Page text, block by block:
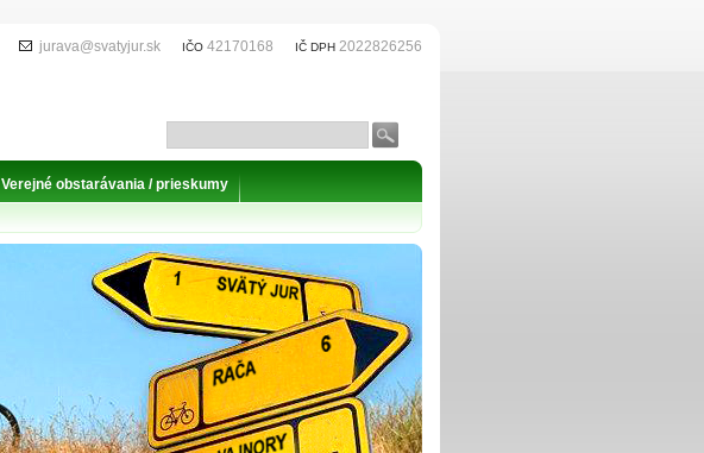
Verejné obstarávania / prieskumy
jurava@svatyjur.sk IČO 42170168 IČ DPH 2022826256